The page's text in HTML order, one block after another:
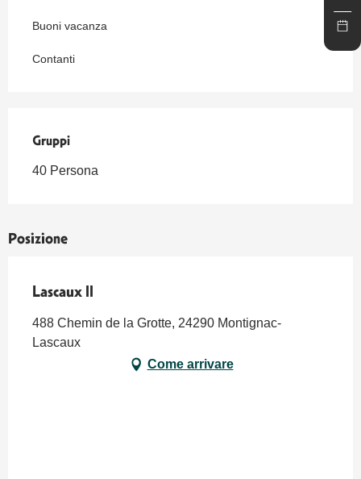
Buoni vacanza
Contanti
Gruppi
Gruppi
40 Persona
Posizione
Lascaux II
488 Chemin de la Grotte, 24290 Montignac-
Lascaux
Come arrivare